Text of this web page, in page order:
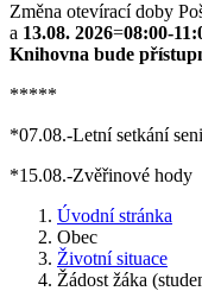
Změna otevírací doby
a 13.08. 2026=08:00-
Knihovna bude
*****
*07.08.-Letní setkání
*15.08.-Zvěřinové hody
Úvodní stránka
Obec
Životní situace
Žádost žáka